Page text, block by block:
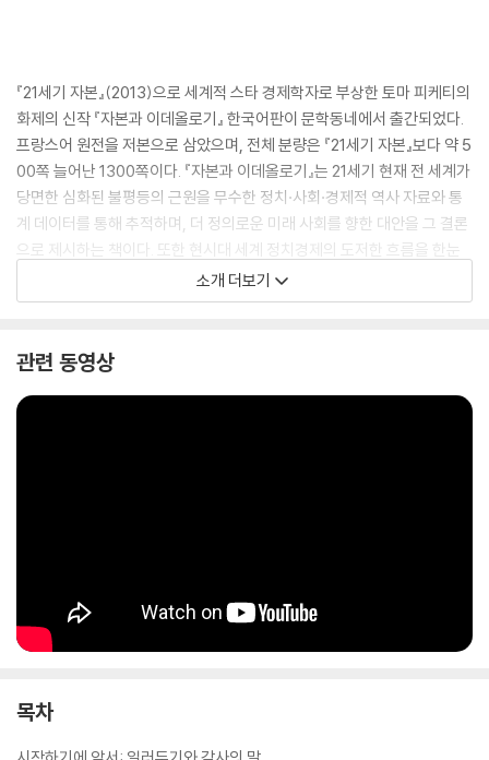
『21세기 자본』(2013)으로 세계적 스타 경제학자로 부상한 토마 피케티의
화제의 신작 『자본과 이데올로기』 한국어판이 문학동네에서 출간되었다.
프랑스어 원전을 저본으로 삼았으며, 전체 분량은 『21세기 자본』보다 약 5
00쪽 늘어난 1300쪽이다. 『자본과 이데올로기』는 21세기 현재 전 세계가
당면한 심화된 불평등의 근원을 무수한 정치·사회·경제적 역사 자료와 통
계 데이터를 통해 추적하며, 더 정의로운 미래 사회를 향한 대안을 그 결론
으로 제시하는 책이다. 또한 현시대 세계 정치경제의 도저한 흐름을 한눈
에 읽을 수 있는 탁월한 사회과학 분석서이기도 하다. 경제학자 이정우는
해제에서 “이 책을 다 읽고 덮으면서 드는 생각은 문사철의 위력이다. 보통
찰력을 이 책은 독자에게 선사한다”고 평했다.
적 과두지배와 이들이 자본주의와 결탁한 모종의 방식, 인도와 브라질의
더 나은 민주사회로의 진화가능성, 공산주의 몰락 이후 혼탁해진 동유럽
소개 더보기
관련 동영상
목차